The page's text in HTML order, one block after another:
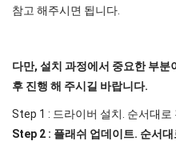
참고 해주시면 됩니다.
다만, 설치 과정에서 중요한 부
후 진행 해 주시길 바랍니다.
Step 1 : 드라이버 설치. 순서대로
Step 2 : 플래쉬 업데이트. 순서